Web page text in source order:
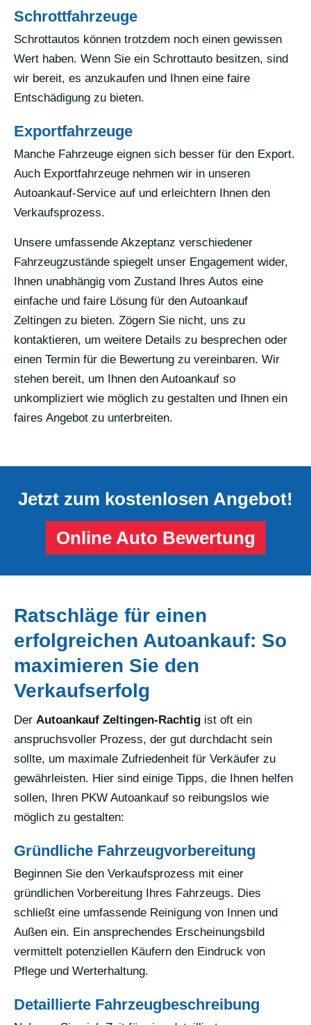
Schrottfahrzeuge
Schrottautos können trotzdem noch einen gewissen
Wert haben. Wenn Sie ein Schrottauto besitzen, sind
wir bereit, es anzukaufen und Ihnen eine faire
Entschädigung zu bieten.
Exportfahrzeuge
Manche Fahrzeuge eignen sich besser für den Export.
Auch Exportfahrzeuge nehmen wir in unseren
Autoankauf-Service auf und erleichtern Ihnen den
Verkaufsprozess.
Unsere umfassende Akzeptanz verschiedener
Fahrzeugzustände spiegelt unser Engagement wider,
Ihnen unabhängig vom Zustand Ihres Autos eine
einfache und faire Lösung für den Autoankauf
Zeltingen zu bieten. Zögern Sie nicht, uns zu
kontaktieren, um weitere Details zu besprechen oder
einen Termin für die Bewertung zu vereinbaren. Wir
stehen bereit, um Ihnen den Autoankauf so
unkompliziert wie möglich zu gestalten und Ihnen ein
faires Angebot zu unterbreiten.
Jetzt zum kostenlosen Angebot!
Online Auto Bewertung
Ratschläge für einen
erfolgreichen Autoankauf: So
maximieren Sie den
Verkaufserfolg
Der Autoankauf Zeltingen-Rachtig ist oft ein
anspruchsvoller Prozess, der gut durchdacht sein
sollte, um maximale Zufriedenheit für Verkäufer zu
gewährleisten. Hier sind einige Tipps, die Ihnen helfen
sollen, Ihren PKW Autoankauf so reibungslos wie
möglich zu gestalten:
Gründliche Fahrzeugvorbereitung
Beginnen Sie den Verkaufsprozess mit einer
gründlichen Vorbereitung Ihres Fahrzeugs. Dies
schließt eine umfassende Reinigung von Innen und
Außen ein. Ein ansprechendes Erscheinungsbild
vermittelt potenziellen Käufern den Eindruck von
Pflege und Werterhaltung.
Detaillierte Fahrzeugbeschreibung